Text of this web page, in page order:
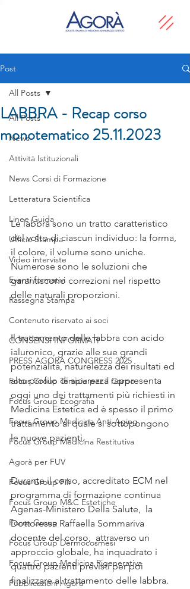
Post
All Posts
News
Attività Istituzionali
News Corsi di Formazione
Letteratura Scientifica
Linee Guida
Ufficio Stampa
Video interviste
Eventi formativi
Rassegna Stampa
Contenuto riservato ai soci
CONSENSI INFORMATI
PRESS AGORA CONGRESS 2025
Focus Group Terapie per il Corpo
Focus Group Ecografia
Focus Group Medicina Anti-Aging
Focus Group Medicina Restitutiva
Agorà per FUV
Focus Group Fili
Focus Group M&C Estetiche
Focus Group
Focus Group Dermocosmesi
Focus Group Medicina Rigenerativa
Pubblicazioni Agorà
All Posts
LABBRA - Recap corso
monotematico 25.11.2023
Le labbra sono un tratto caratteristico
del volto di ciascun individuo: la forma,
il colore, il volume sono uniche.
Numerose sono le soluzioni che
garantiscono correzioni nel rispetto
delle naturali proporzioni.
Il trattamento delle labbra con acido
ialuronico, grazie alle sue grandi
potenzialità, naturelezza dei risultati ed
alto profilo di sicurezza rappresenta
oggi uno dei trattamenti più richiesti in
Medicina Estetica ed è spesso il primo
trattamento al quale si sottopongono
le nuove pazienti.
Durante il corso, accreditato ECM nel
programma di formazione continua
Agenas-Ministero Della Salute,  la
Dottoressa Raffaella Sommariva
docente del corso,  attraverso un
approccio globale, ha inquadrato i
quattro pazienti previsti per poi
finalizzare al trattamento delle labbra.